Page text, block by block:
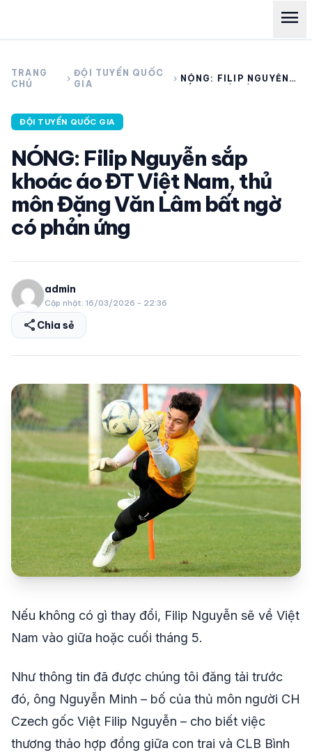
menu
search
CÁC GIẢI NGOẠI HẠNG
THỂ THAO TRONG NƯỚC
THỂ THAO expand_more
LỊCH THI ĐẤU
share mail
TRANG
CHỦ
chevron_right
ĐỘI TUYỂN QUỐC
GIA
chevron_right NÓNG: FILIP NGUYỄN
ĐỘI TUYỂN QUỐC GIA
NÓNG: Filip Nguyễn sắp
khoác áo ĐT Việt Nam, thủ
môn Đặng Văn Lâm bất ngờ
có phản ứng
admin
Cập nhật: 16/03/2026 - 22:36
share Chia sẻ
Nếu không có gì thay đổi, Filip Nguyễn sẽ về Việt
Nam vào giữa hoặc cuối tháng 5.
Như thông tin đã được chúng tôi đăng tải trước
đó, ông Nguyễn Minh – bố của thủ môn người CH
Czech gốc Việt Filip Nguyễn – cho biết việc
thương thảo hợp đồng giữa con trai và CLB Bình